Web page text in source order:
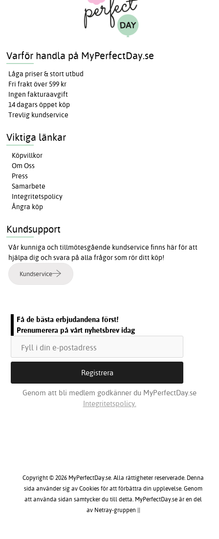
Varför handla på MyPerfectDay.se
Låga priser & stort utbud
Fri frakt över 599 kr
Ingen fakturaavgift
14 dagars öppet köp
Trevlig kundservice
Viktiga länkar
Köpvillkor
Om Oss
Press
Samarbete
Integritetspolicy
Ångra köp
Kundsupport
Vår kunniga och tillmötesgående kundservice finns här för att
hjälpa dig och svara på alla frågor som rör ditt köp!
Kundservice
Få de bästa erbjudandena först!
Prenumerera på vårt nyhetsbrev idag
Genom att bli medlem godkänner du MyPerfectDay.se
Integritetspolicy.
Copyright © 2026 MyPerfectDay.se. Alla rättigheter reserverade. Denna
sida använder sig av Cookies för att förbättra din upplevelse. Genom
att använda sidan samtycker du till detta. MyPerfectDay.se är en del
av Netray-gruppen ||